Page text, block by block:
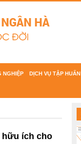
NGHIỆP DỊCH VỤ TẬP HUẤN
hữu ích cho